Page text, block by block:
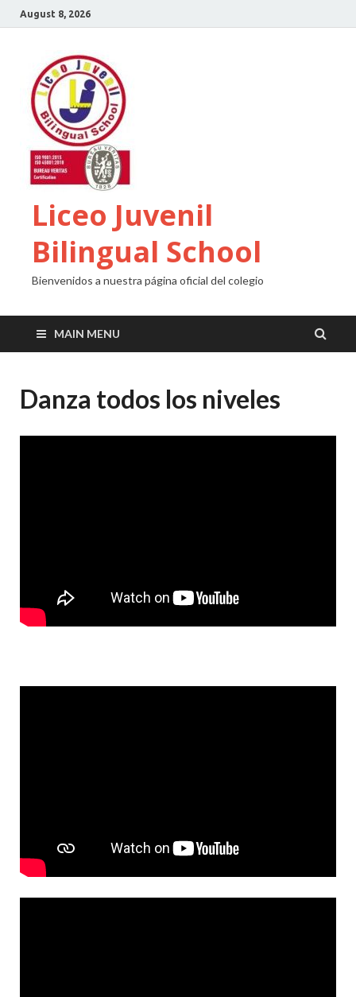
August 8, 2026
Liceo Juvenil
Bilingual School
Bienvenidos a nuestra página oficial del colegio
MAIN MENU
Danza todos los niveles